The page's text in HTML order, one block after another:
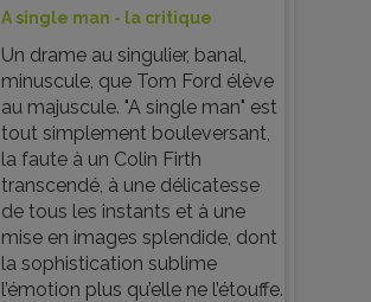
A single man - la critique
Un drame au singulier, banal,
minuscule, que Tom Ford élève
au majuscule. "A single man" est
tout simplement bouleversant,
la faute à un Colin Firth
transcendé, à une délicatesse
de tous les instants et à une
mise en images splendide, dont
la sophistication sublime
l’émotion plus qu’elle ne l’étouffe.